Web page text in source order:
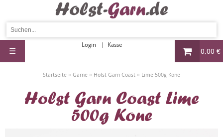
0,00 €
Login Kasse
☰
Startseite » Garne » Holst Garn Coast » Lime 500g Kone
Holst Garn Coast Lime
500g Kone